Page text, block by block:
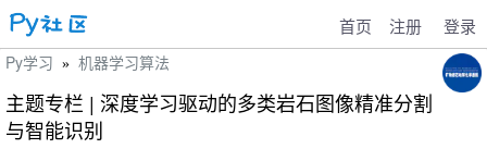
首页 注册 登录
Py学习 » 机器学习算法
主题专栏 | 深度学习驱动的多类岩石图像精准分割
与智能识别